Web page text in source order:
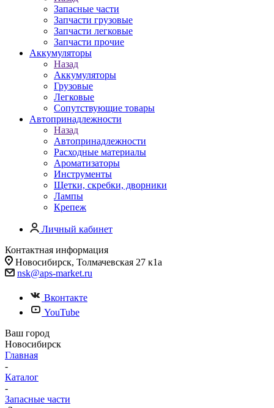
Запасные части
Запчасти грузовые
Запчасти легковые
Запчасти прочие
Аккумуляторы
Назад
Аккумуляторы
Грузовые
Легковые
Сопутствующие товары
Автопринадлежности
Назад
Автопринадлежности
Расходные материалы
Ароматизаторы
Инструменты
Щетки, скребки, дворники
Лампы
Крепеж
Личный кабинет
Контактная информация
Новосибирск, Толмачевская 27 к1а
nsk@aps-market.ru
Вконтакте
YouTube
Ваш город
Новосибирск
Главная
-
Каталог
-
Запасные части